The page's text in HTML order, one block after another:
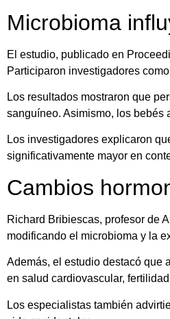
Microbioma
El estudio, publicado en
Participaron investigadores
Los resultados mostraron que
sanguíneo. Asimismo, los bebés
Los investigadores explicaron
significativamente mayor en
Cambios
Richard Bribiescas, profesor de
modificando el microbioma y la
Además, el estudio destacó que
en salud cardiovascular,
Los especialistas también